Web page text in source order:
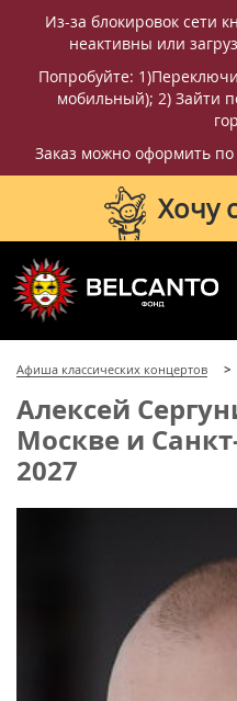
Из-за блокировок сети
неактивны или
Попробуйте:
мобильный); 2) Зайти
Заказ можно оформить по
Хочу
8 (499) 923-22-78
Афиша классических концертов
Алексей
Москве и
2027